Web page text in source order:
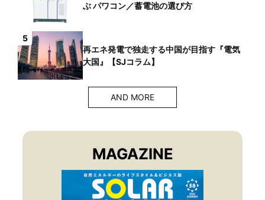
ぶ パワコン／蓄電池の選び方
5
再エネ発電で独走する中国が目指す『電気
大国』【SJコラム】
AND MORE
MAGAZINE